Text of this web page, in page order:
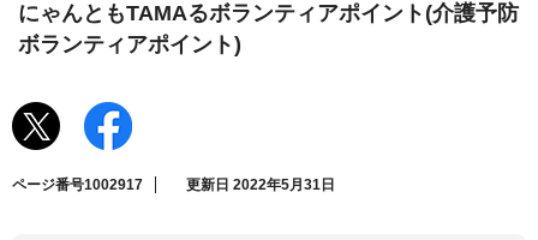
にゃんともTAMAるボランティアポイント(介護予防
ボランティアポイント)
ページ番号1002917 更新日 2022年5月31日